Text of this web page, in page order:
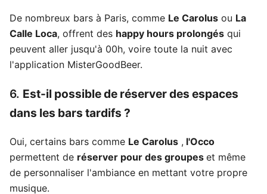
De nombreux bars à Paris, comme Le Carolus ou La
Calle Loca, offrent des happy hours prolongés qui
peuvent aller jusqu'à 00h, voire toute la nuit avec
l'application MisterGoodBeer.
6. Est-il possible de réserver des espaces
dans les bars tardifs ?
Oui, certains bars comme Le Carolus , l'Occo
permettent de réserver pour des groupes et même
de personnaliser l'ambiance en mettant votre propre
musique.